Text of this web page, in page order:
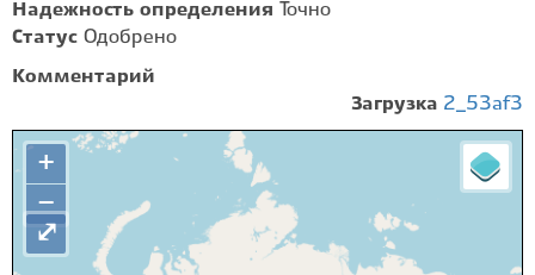
Надежность определения
Точно
Статус Одобрено
Комментарий
Загрузка 2_53af3
+
−
⤢